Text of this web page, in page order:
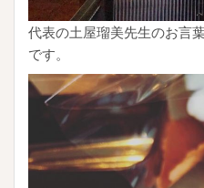
代表の土屋瑠美先生のお言
です。